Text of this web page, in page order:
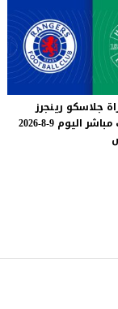
جلاسكو رينجرز
مباشر اليوم 9-8-2026